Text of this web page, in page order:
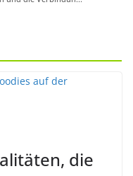
die